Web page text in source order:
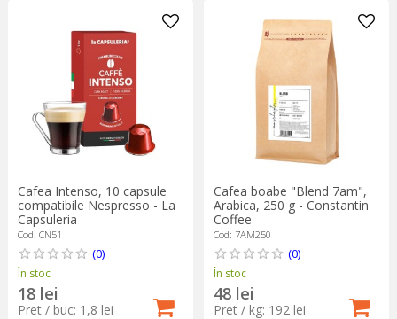
Cafea Intenso, 10 capsule
compatibile Nespresso - La
Capsuleria
Cod: CN51
(0)
În stoc
18 lei
Pret / buc: 1,8 lei
Cafea boabe "Blend 7am",
Arabica, 250 g - Constantin
Coffee
Cod: 7AM250
(0)
În stoc
48 lei
Pret / kg: 192 lei